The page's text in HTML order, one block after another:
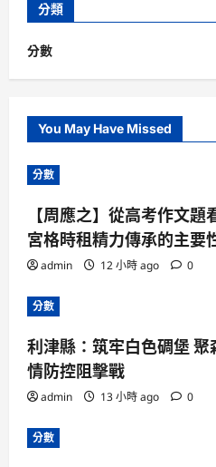
分類
分數
You May Have Missed
分數
【周應之】從高考作文
宮格時租精力傳承的主要
admin 12 小時 ago 0
分數
利津縣：筑牢白色碉堡
情防控阻擊戰
admin 13 小時 ago 0
分數